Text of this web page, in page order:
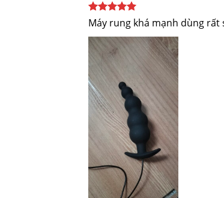
Được xếp
hạng
5
sao
Máy rung khá mạnh dùng